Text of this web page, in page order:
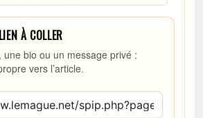
À COLLER
une bio ou un message privé :
vers l’article.